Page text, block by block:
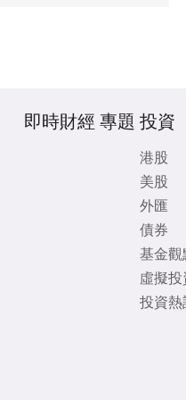
即時財經 專題 投資
港股
美股
外匯
債券
基金觀
虛擬投
投資熱